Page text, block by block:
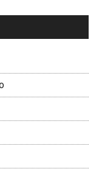
01:04
Corporación